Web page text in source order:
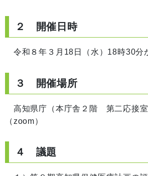
２ 開催日時
令和８年３月18日（水）18時30分
３ 開催場所
高知県庁（本庁舎２階 第二応接室
（zoom）
４ 議題